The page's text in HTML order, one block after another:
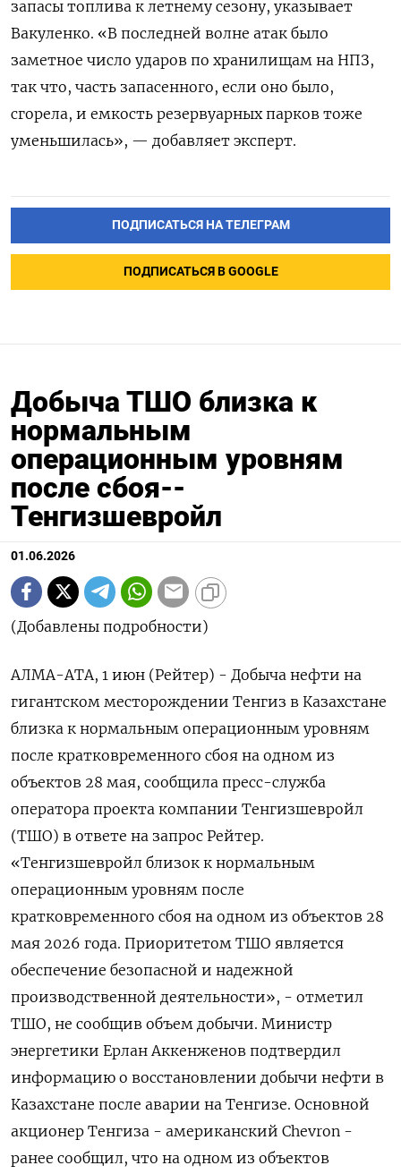
запасы топлива к летнему сезону, указывает
Вакуленко. «В последней волне атак было
заметное число ударов по хранилищам на НПЗ,
так что, часть запасенного, если оно было,
сгорела, и емкость резервуарных парков тоже
уменьшилась», — добавляет эксперт.
ПОДПИСАТЬСЯ НА ТЕЛЕГРАМ
ПОДПИСАТЬСЯ В GOOGLE
Добыча ТШО близка к
нормальным
операционным уровням
после сбоя--
Тенгизшевройл
01.06.2026
(Добавлены подробности)
АЛМА-АТА, 1 июн (Рейтер) - Добыча нефти на
гигантском месторождении Тенгиз в Казахстане
близка к нормальным операционным уровням
после кратковременного сбоя на одном ‌из
объектов 28 мая, сообщила пресс-служба
оператора проекта компании Тенгизшевройл
(ТШО) в ответе на запрос Рейтер.
«Тенгизшевройл близок к нормальным
операционным уровням после
кратковременного ​сбоя на одном ​из объектов ​28
мая 2026 ⁠года. Приоритетом ТШО является
обеспечение безопасной ‌и надежной
производственной деятельности», - отметил
ТШО, ‌не сообщив объем добычи. Министр
энергетики Ерлан Аккенженов подтвердил
информацию о восстановлении добычи ​нефти в
Казахстане после аварии на Тенгизе. Основной
акционер ‌Тенгиза - американский Chevron -
ранее сообщил, что на одном из объектов ​